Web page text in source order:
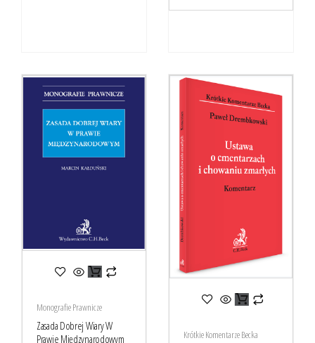
Monografie Prawnicze
Zasada Dobrej Wiary W
Prawie Międzynarodowym
Krótkie Komentarze Becka